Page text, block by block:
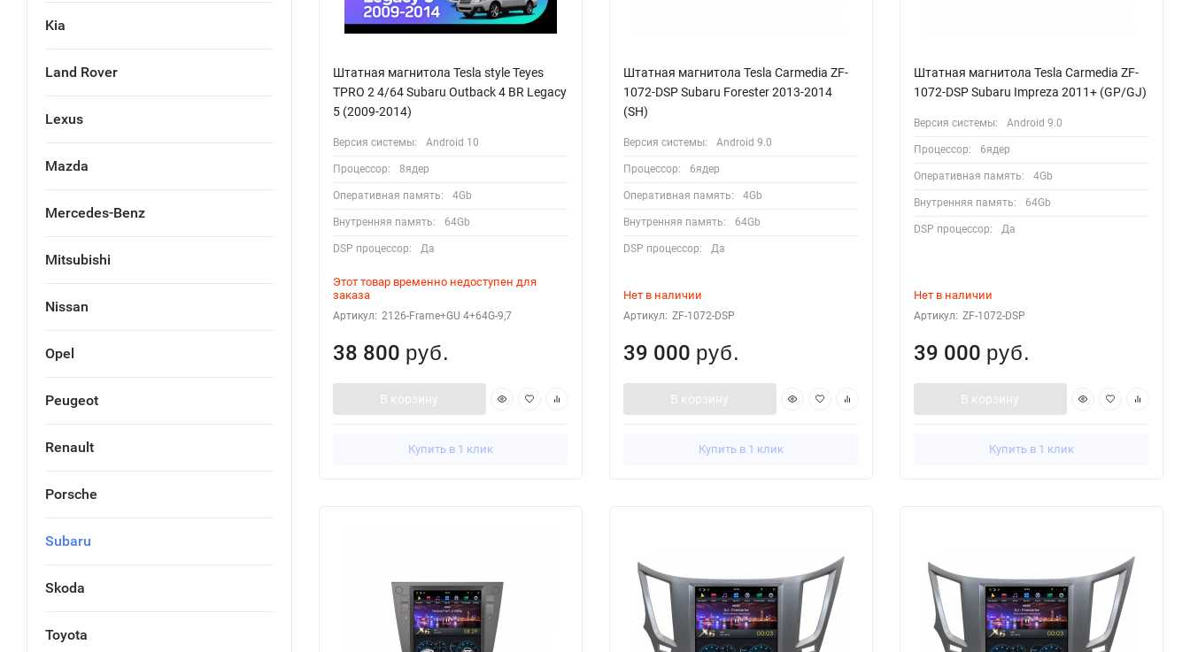
Kia
Land Rover
Lexus
Mazda
Mercedes-Benz
Mitsubishi
Nissan
Opel
Peugeot
Renault
Porsche
Subaru
Skoda
Toyota
Штатная магнитола Tesla style Teyes
TPRO 2 4/64 Subaru Outback 4 BR Legacy
5 (2009-2014)
Версия системы: Android 10
Процессор: 8ядер
Оперативная память: 4Gb
Внутренняя память: 64Gb
DSP процессор: Да
Этот товар временно недоступен для
заказа
Артикул: 2126-Frame+GU 4+64G-9,7
38 800 руб.
В корзину
Купить в 1 клик
Штатная магнитола Tesla Carmedia ZF-
1072-DSP Subaru Forester 2013-2014
(SH)
Версия системы: Android 9.0
Процессор: 6ядер
Оперативная память: 4Gb
Внутренняя память: 64Gb
DSP процессор: Да
Нет в наличии
Артикул: ZF-1072-DSP
39 000 руб.
В корзину
Купить в 1 клик
Штатная магнитола Tesla Carmedia ZF-
1072-DSP Subaru Impreza 2011+ (GP/GJ)
Версия системы: Android 9.0
Процессор: 6ядер
Оперативная память: 4Gb
Внутренняя память: 64Gb
DSP процессор: Да
Нет в наличии
Артикул: ZF-1072-DSP
39 000 руб.
В корзину
Купить в 1 клик